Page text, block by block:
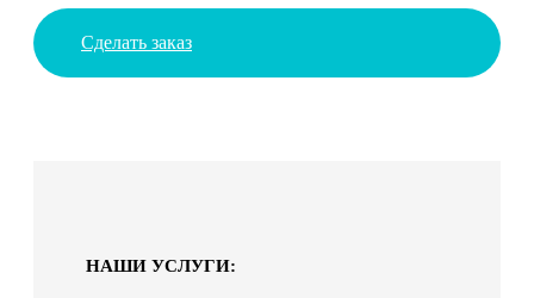
Сделать заказ
НАШИ УСЛУГИ: